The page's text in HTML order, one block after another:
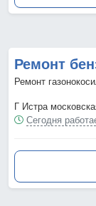
Ремонт
Ремонт
Г Истра
Сегодня